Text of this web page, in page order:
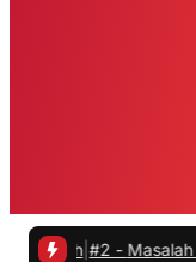
Masalah Utama